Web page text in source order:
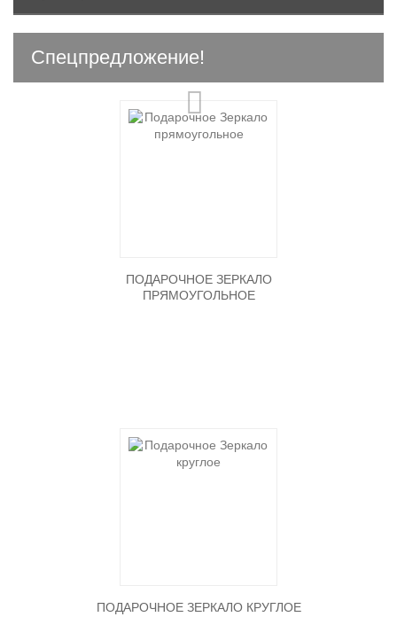
Спецпредложение!
ПОДАРОЧНОЕ ЗЕРКАЛО
ПРЯМОУГОЛЬНОЕ
ПОДАРОЧНОЕ ЗЕРКАЛО КРУГЛОЕ